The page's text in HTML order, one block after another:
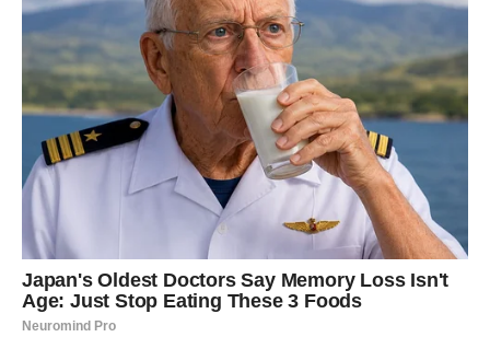
Vaša želja da budete voljeni bez straha počinje da se
ostvaruje.
LAV – ŽELJA ZA PRIZNANJEM I
PAŽNJOM
Lav želi da bude primećen – i mart to donosi.
Na poslu dolazi priznanje ili prilika da pokažete svoj
talenat. U ljubavi, partner vam daje više pažnje i topline.